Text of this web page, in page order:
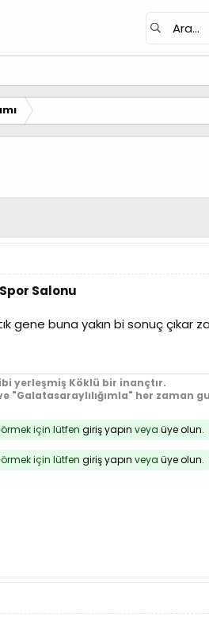
Salonu
gene buna yakın bi sonuç çıkar
yerleşmiş Köklü bir inançtır.
"Galatasaraylılığımla" her zaman
için lütfen giriş yapın veya üye olun.
için lütfen giriş yapın veya üye olun.